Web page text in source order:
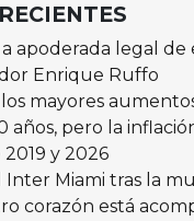
apoderada legal de
Enrique Ruffo
mayores
años, pero la
y 2026
Inter Miami tras la
corazón está